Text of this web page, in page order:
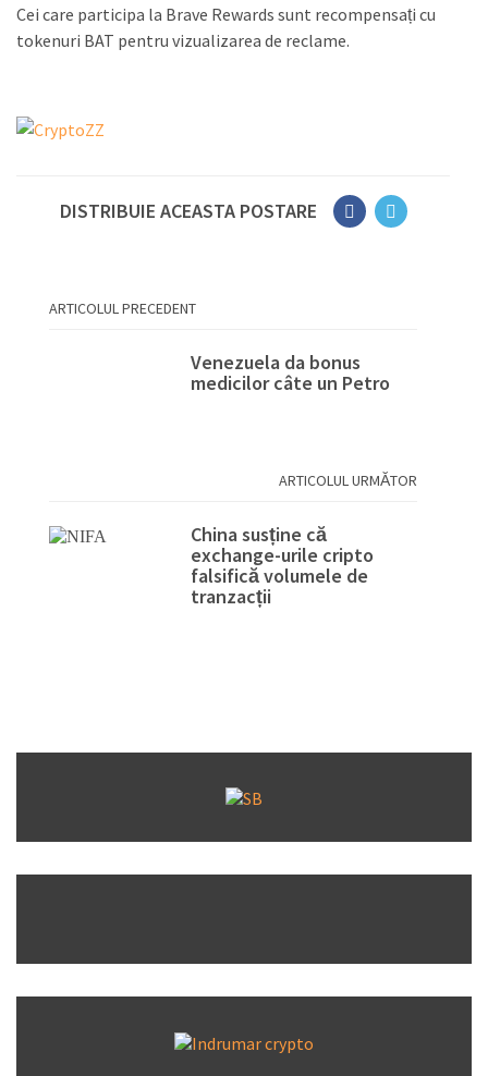
Cei care participa la Brave Rewards sunt recompensați cu
tokenuri BAT pentru vizualizarea de reclame.
DISTRIBUIE ACEASTA POSTARE
ARTICOLUL PRECEDENT
Venezuela da bonus
medicilor câte un Petro
ARTICOLUL URMĂTOR
China susține că
exchange-urile cripto
falsifică volumele de
tranzacții